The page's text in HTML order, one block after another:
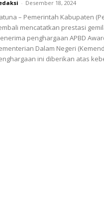
- Desember 18, 2024
– Pemerintah Kabupaten
mencatatkan prestasi
penghargaan APBD
Dalam Negeri
ini diberikan atas